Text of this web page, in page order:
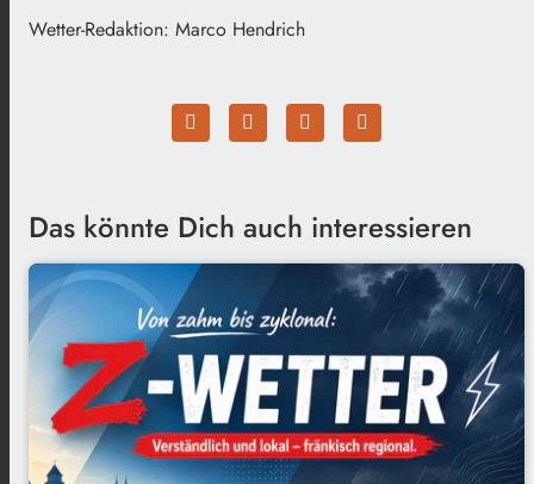
Wetter-Redaktion: Marco Hendrich
Das könnte Dich auch interessieren